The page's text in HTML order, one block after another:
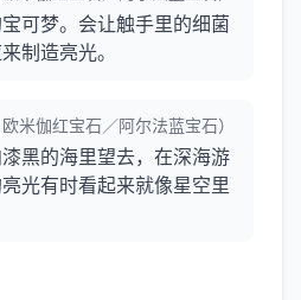
可梦。会让触手里的细菌
制造亮光。
米伽红宝石／阿尔法蓝宝石）
黑的海里望去，在深海游
光有时看起来就像星空里